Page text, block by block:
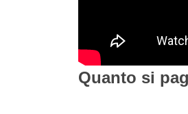
Quanto si